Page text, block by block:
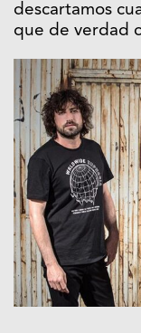
descartamos
que de verdad